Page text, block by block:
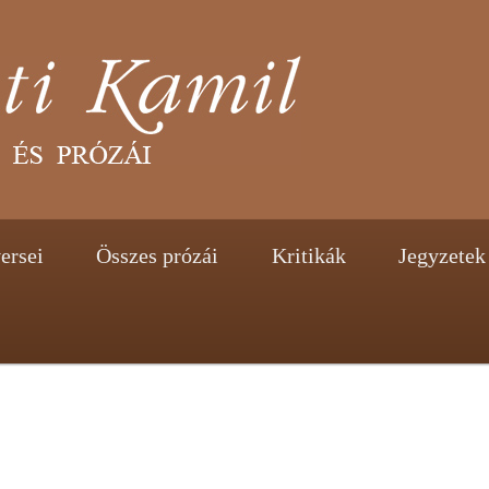
Összes prózái Kritikák Jegyzetek